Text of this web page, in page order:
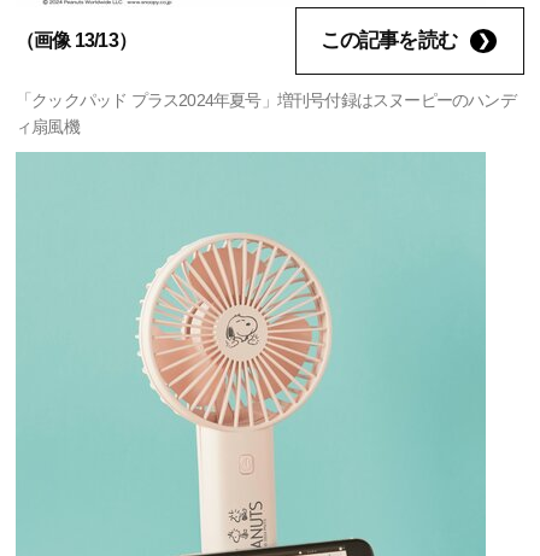
（画像 13/13） この記事を読む
「クックパッド プラス2024年夏号」増刊号付録はスヌーピーのハンデ
ィ扇風機